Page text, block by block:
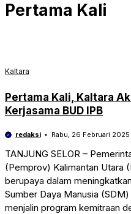
Pertama Kali
Kaltara
Pertama Kali, Kaltara
Kerjasama BUD IPB
redaksi Rabu, 26 Februari 2025
TANJUNG SELOR –
(Pemprov) Kalimantan Utara
berupaya dalam
Sumber Daya Manusia
menjalin program kemitraan